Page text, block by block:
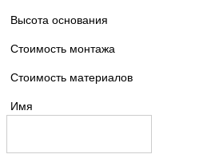
Высота основания
Стоимость монтажа
Стоимость материалов
Имя